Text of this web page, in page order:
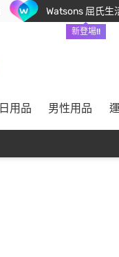
Watsons 屈氏生
新登場!!
日用品 男性用品